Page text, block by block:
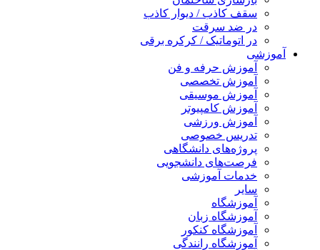
سقف کاذب / دیوار کاذب
در ضد سرقت
در اتوماتیک / کرکره برقی
آموزشی
آموزش حرفه و فن
آموزش تخصصی
آموزش موسیقی
آموزش کامپیوتر
آموزش ورزشی
تدریس خصوصی
پروژه‌های دانشگاهی
فرصت‌های دانشجویی
خدمات آموزشی
سایر
آموزشگاه
آموزشگاه زبان
آموزشگاه کنکور
آموزشگاه رانندگی